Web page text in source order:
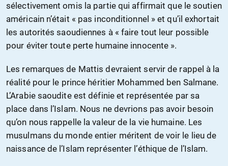
sélectivement omis la partie qui affirmait que le soutien
américain n’était « pas inconditionnel » et qu’il exhortait
les autorités saoudiennes à « faire tout leur possible
pour éviter toute perte humaine innocente ».
Les remarques de Mattis devraient servir de rappel à la
réalité pour le prince héritier Mohammed ben Salmane.
L’Arabie saoudite est définie et représentée par sa
place dans l’Islam. Nous ne devrions pas avoir besoin
qu’on nous rappelle la valeur de la vie humaine. Les
musulmans du monde entier méritent de voir le lieu de
naissance de l’Islam représenter l’éthique de l’Islam.